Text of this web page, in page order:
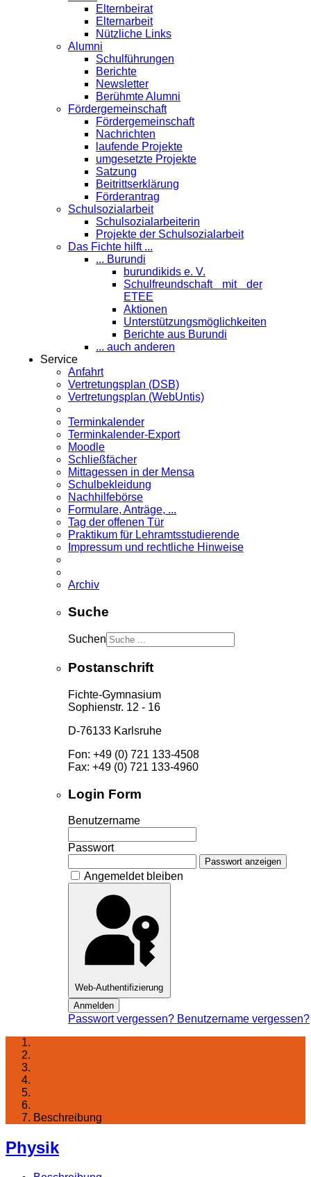
Elternbeirat
Elternarbeit
Nützliche Links
Alumni
Schulführungen
Berichte
Newsletter
Berühmte Alumni
Förder­gemeinschaft
Fördergemeinschaft
Nachrichten
laufende Projekte
umgesetzte Projekte
Satzung
Beitrittserklärung
Förderantrag
Schul­sozialarbeit
Schulsozialarbeiterin
Projekte der Schulsozialarbeit
Das Fichte hilft ...
... Burundi
burundikids e. V.
Schulfreundschaft mit der
ETEE
Aktionen
Unterstützungsmöglichkeiten
Berichte aus Burundi
... auch anderen
Service
Anfahrt
Vertretungsplan (DSB)
Vertretungsplan (WebUntis)
Terminkalender
Terminkalender-Export
Moodle
Schließfächer
Mittagessen in der Mensa
Schulbekleidung
Nachhilfebörse
Formulare, Anträge, ...
Tag der offenen Tür
Praktikum für Lehramts­studierende
Impressum und rechtliche Hinweise
Archiv
Suche
Suchen
Postanschrift
Fichte-Gymnasium
Sophienstr. 12 - 16
D-76133 Karlsruhe
Fon: +49 (0) 721 133-4508
Fax: +49 (0) 721 133-4960
Login Form
Benutzername
Passwort
Passwort anzeigen
Angemeldet bleiben
Web-Authentifizierung
Anmelden
Passwort vergessen? Benutzername vergessen?
Beschreibung
Physik